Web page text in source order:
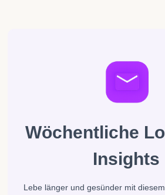
Wöchentliche
Insights
Lebe länger und gesünder mit